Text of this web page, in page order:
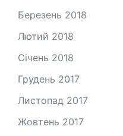
Березень 2018
Лютий 2018
Січень 2018
Грудень 2017
Листопад 2017
Жовтень 2017